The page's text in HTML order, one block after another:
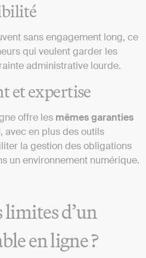
sans engagement long, ce
qui veulent garder les
administrative lourde.
et expertise
offre les mêmes garanties
, avec en plus des outils
la gestion des obligations
un environnement numérique.
limites d’un
en ligne ?